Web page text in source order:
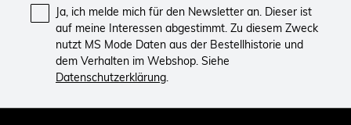
Ja, ich melde mich für den Newsletter an. Dieser ist
auf meine Interessen abgestimmt. Zu diesem Zweck
nutzt MS Mode Daten aus der Bestellhistorie und
dem Verhalten im Webshop. Siehe
Datenschutzerklärung.